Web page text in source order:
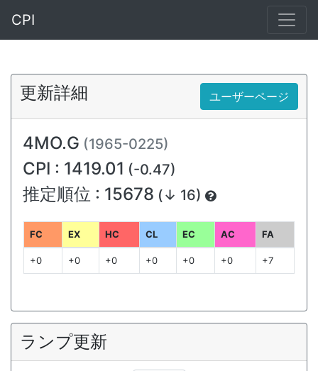
CPI
更新詳細 ユーザーページ
4MO.G (1965-0225)
CPI : 1419.01 (-0.47)
推定順位 : 15678 (↓ 16)
FC EX HC CL EC AC FA
+0 +0 +0 +0 +0 +0 +7
ランプ更新